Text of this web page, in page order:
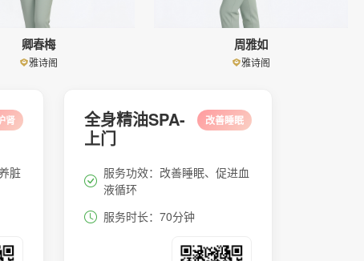
卿春梅
雅诗阁
周雅如
雅诗阁
肾
脏
全身精油SPA-
上门
改善睡眠
服务功效：改善睡眠、促进血
液循环
服务时长：70分钟